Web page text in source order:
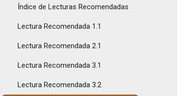
Índice de Lecturas Recomendadas
Lectura Recomendada 1.1
Lectura Recomendada 2.1
Lectura Recomendada 3.1
Lectura Recomendada 3.2